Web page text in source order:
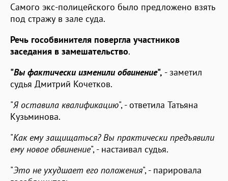
Самого экс-полицейского было предложено взять
под стражу в зале суда.
Речь гособвинителя повергла участников
заседания в замешательство.
"Вы фактически изменили обвинение", - заметил
судья Дмитрий Кочетков.
"Я оставила квалификацию", - ответила Татьяна
Кузьминова.
"Как ему защищаться? Вы практически предъявили
ему новое обвинение", - настаивал судья.
"Это не ухудшает его положения", - парировала